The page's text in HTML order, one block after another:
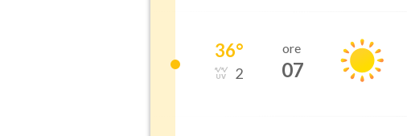
36°
2
ore
07